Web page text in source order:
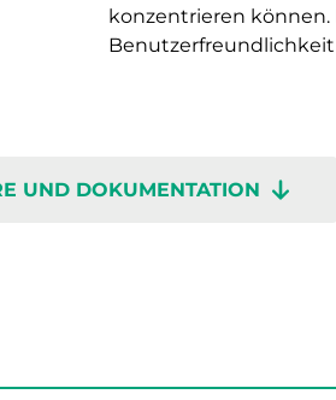
konzentrieren können.
UND DOKUMENTATION